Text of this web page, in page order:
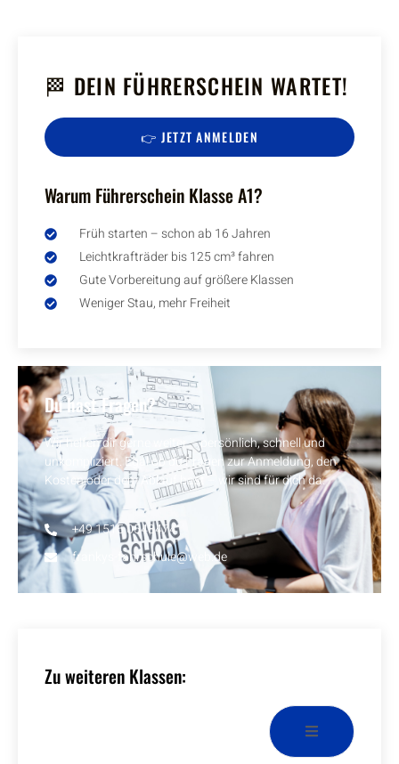
🏁 DEIN FÜHRERSCHEIN WARTET!
👉 JETZT ANMELDEN
Warum Führerschein Klasse A1?
Früh starten – schon ab 16 Jahren
Leichtkrafträder bis 125 cm³ fahren
Gute Vorbereitung auf größere Klassen
Weniger Stau, mehr Freiheit
Du hast Fragen?
Wir helfen dir gerne weiter – persönlich, schnell und
unkompliziert. Egal ob du Fragen zur Anmeldung, den
Kosten oder dem Ablauf hast – wir sind für dich da.
+49 1515 0548474
frankys-fahrschule@web.de
Zu weiteren Klassen: